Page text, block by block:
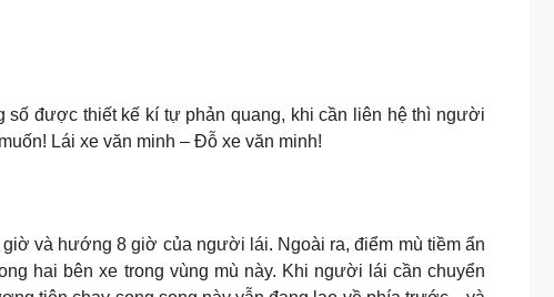
số được thiết kế kí tự phản quang, khi cần liên hệ thì người
Lái xe văn minh – Đỗ xe văn minh!
và hướng 8 giờ của người lái. Ngoài ra, điểm mù tiềm ẩn
hai bên xe trong vùng mù này. Khi người lái cần chuyển